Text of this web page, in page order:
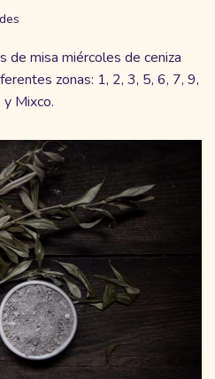
de misa miércoles de ceniza
zonas: 1, 2, 3, 5, 6, 7, 9,
Mixco.